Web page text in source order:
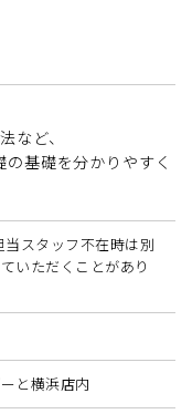
など、
基礎を分かりやすく
スタッフ不在時は別
いただくことがあり
と横浜店内